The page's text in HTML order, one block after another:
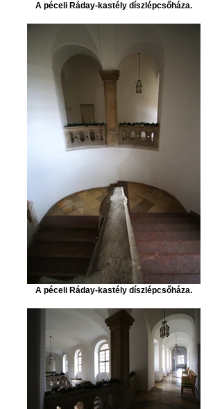
A péceli Ráday-kastély díszlépcsőháza.
A péceli Ráday-kastély díszlépcsőháza.